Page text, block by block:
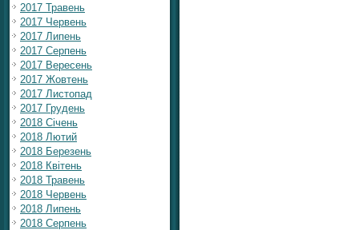
2017 Травень
2017 Червень
2017 Липень
2017 Серпень
2017 Вересень
2017 Жовтень
2017 Листопад
2017 Грудень
2018 Січень
2018 Лютий
2018 Березень
2018 Квітень
2018 Травень
2018 Червень
2018 Липень
2018 Серпень